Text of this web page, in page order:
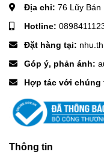
Breo iNeck 3 Pro là một
thông minh với đầu
mát xa cực kỳ hiệu quả.
lợi
Địa chỉ: 76 Lũy Bán
Hotline:
Đặt hàng tại:
Góp ý, phản ánh:
Hợp tác với chúng
Thông tin